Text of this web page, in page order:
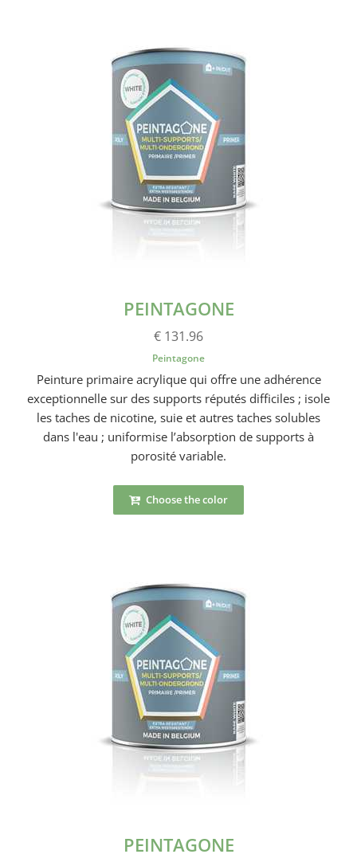
PEINTAGONE
€ 131.96
Peintagone
Peinture primaire acrylique qui offre une adhérence
exceptionnelle sur des supports réputés difficiles ; isole
les taches de nicotine, suie et autres taches solubles
dans l'eau ; uniformise l’absorption de supports à
porosité variable.
Choose the color
PEINTAGONE